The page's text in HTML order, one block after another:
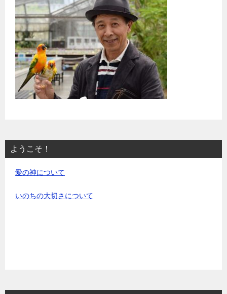
ようこそ！
愛の神について
いのちの大切さについて